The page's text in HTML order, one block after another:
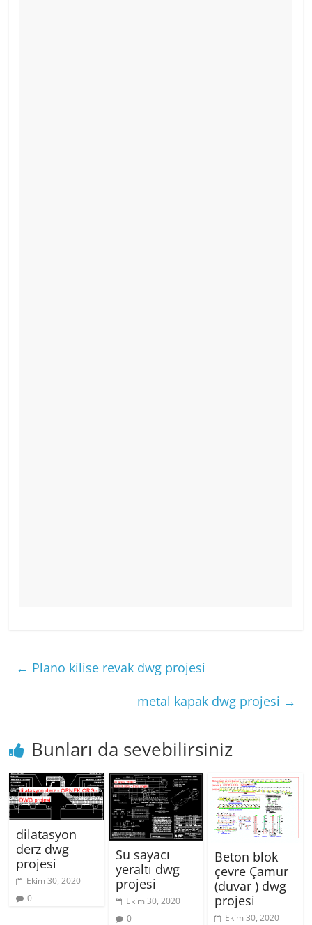
← Plano kilise revak dwg projesi
metal kapak dwg projesi →
Bunları da sevebilirsiniz
dilatasyon
derz dwg
projesi
Ekim 30, 2020
0
Su sayacı
yeraltı dwg
projesi
Ekim 30, 2020
0
Beton blok
çevre Çamur
(duvar ) dwg
projesi
Ekim 30, 2020